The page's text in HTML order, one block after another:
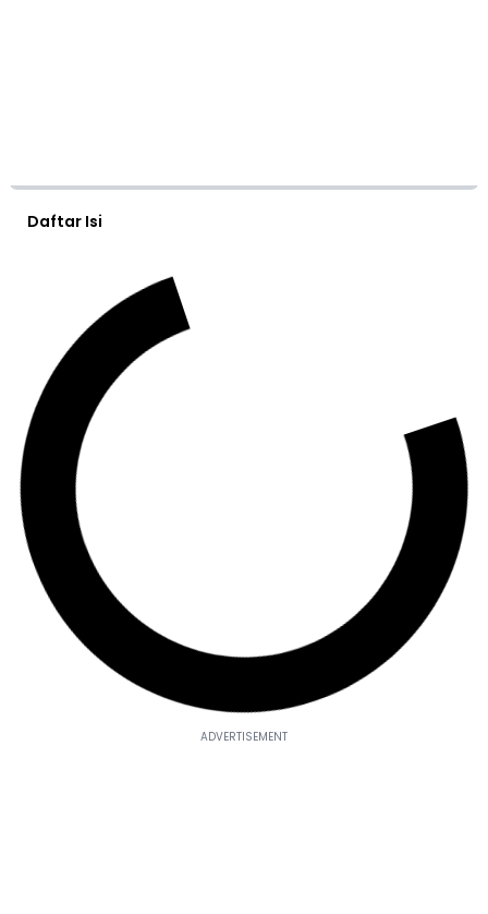
Daftar Isi